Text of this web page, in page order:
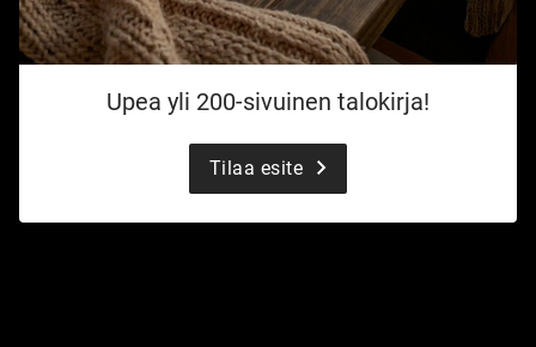
Upea yli 200-sivuinen talokirja!
Tilaa esite